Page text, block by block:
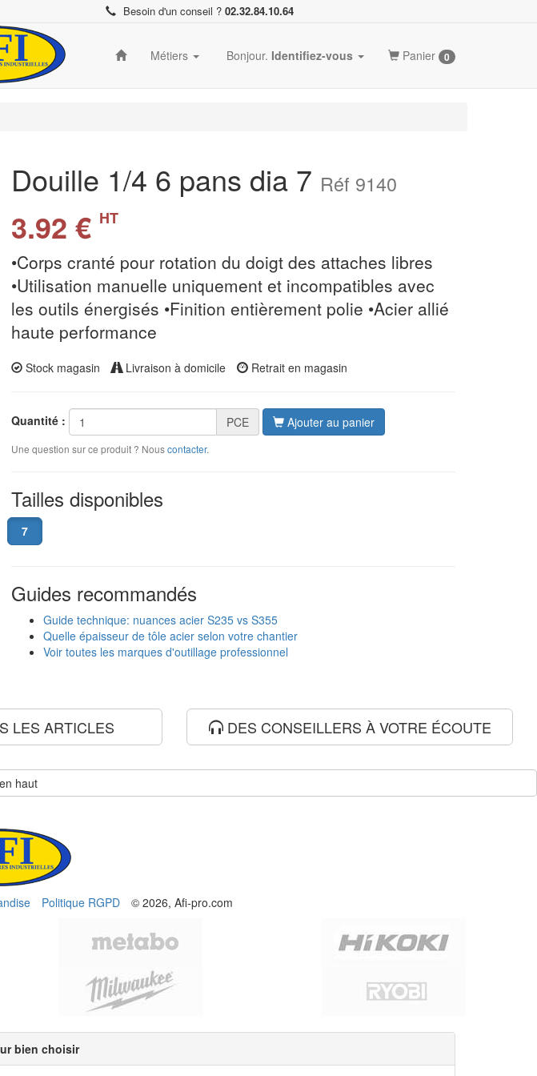
Besoin d'un conseil ? 02.32.84.10.64
Métiers Bonjour. Identifiez-vous Panier 0
Douille 1/4 6 pans dia 7 Réf 9140
3.92 € HT
•Corps cranté pour rotation du doigt des attaches libres
•Utilisation manuelle uniquement et incompatibles avec
les outils énergisés •Finition entièrement polie •Acier allié
haute performance
Stock magasin Livraison à domicile Retrait en magasin
Quantité : PCE Ajouter au panier
Une question sur ce produit ? Nouscontacter.
Tailles disponibles
7
Guides recommandés
Guide technique: nuances acier S235 vs S355
Quelle épaisseur de tôle acier selon votre chantier
Voir toutes les marques d'outillage professionnel
LES ARTICLES DES CONSEILLERS À VOTRE ÉCOUTE
haut
Politique RGPD © 2026, Afi-pro.com
bien choisir